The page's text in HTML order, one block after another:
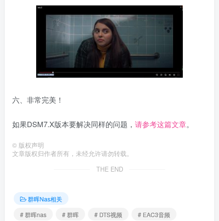
六、非常完美！
如果DSM7.X版本要解决同样的问题， 请参考这篇文章。
© 版权声明
文章版权归作者所有，未经允许请勿转载。
THE END
群晖Nas相关
# 群晖nas
# 群晖 # DTS视频 # EAC3音频